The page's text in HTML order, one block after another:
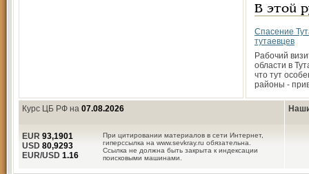
В этой
Спасение
тутаевцев
Рабочий
области в
что тут
районы -
Курс ЦБ РФ на 07.08.2026
При цитировании материалов в сети Интернет,
гиперссылка на www.sevkray.ru обязательна.
Ссылка не должна быть закрыта к индексации
поисковыми машинами.
EUR 93,1901
USD 80,9293
EUR/USD 1.16